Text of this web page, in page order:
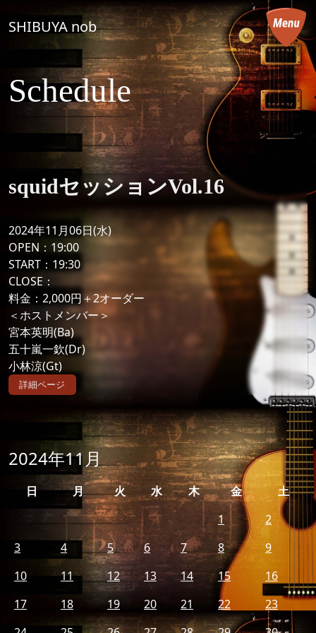
コンテンツへスキップ
メインナビゲーション
SHIBUYA nob
Schedule
squidセッションVol.16
2024年11月06日(水)
OPEN：19:00
START：19:30
CLOSE：
料金：2,000円＋2オーダー
＜ホストメンバー＞
宮本英明(Ba)
五十嵐一欽(Dr)
小林涼(Gt)
詳細ページ
2024年11月
日 月 火 水 木 金
土
1
2
3
4 5 6 7 8
9
10
11 12 13 14 15
16
17
18 19 20 21 22
23